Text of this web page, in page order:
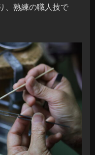
、熟練の職人技で